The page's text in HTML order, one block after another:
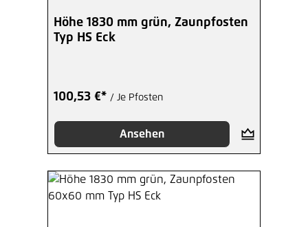
Höhe 1830 mm grün, Zaunpfosten
Typ HS Eck
100,53 €* / Je Pfosten
Ansehen